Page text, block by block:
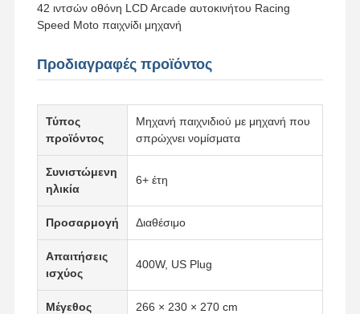
42 ιντσών οθόνη LCD Arcade αυτοκινήτου Racing
Speed Moto παιχνίδι μηχανή
Προδιαγραφές προϊόντος
Τύπος
προϊόντος
Μηχανή παιχνιδιού με μηχανή που
σπρώχνει νομίσματα
Συνιστώμενη
ηλικία
6+ έτη
Προσαρμογή Διαθέσιμο
Απαιτήσεις
ισχύος
400W, US Plug
Μέγεθος 266 × 230 × 270 cm